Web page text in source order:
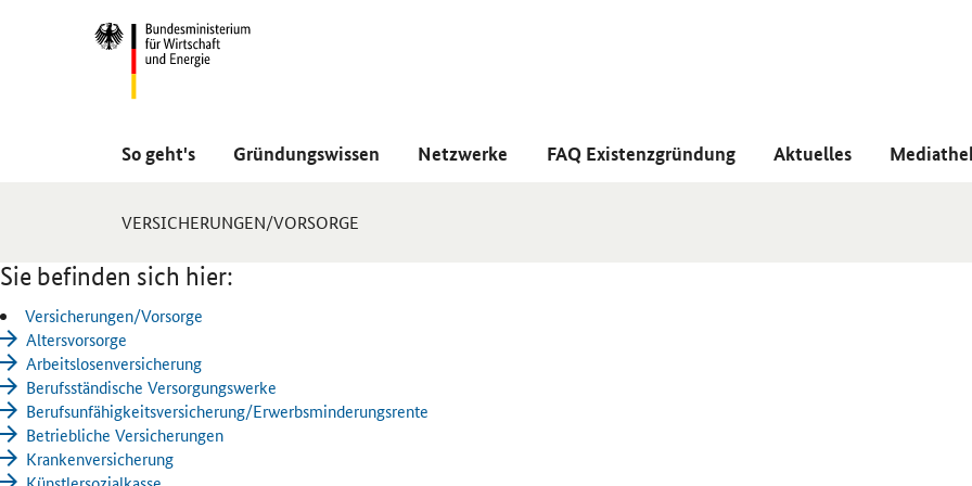
Navigation
Hauptmenü
So geht's Gründungswissen Netzwerke FAQ Existenzgründung Aktuelles
Sie
hier:
VERSICHERUNGEN/VORSORGE
Sie befinden sich hier:
Versicherungen/Vorsorge
Altersvorsorge
Arbeitslosenversicherung
Berufsständische Versorgungswerke
Berufsunfähigkeitsversiche­rung/Erwerbsminderungs­rente
Betriebliche Versicherungen
Krankenversicherung